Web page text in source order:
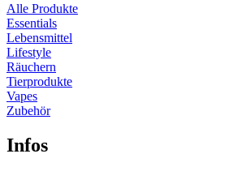
Alle Produkte
Essentials
Lebensmittel
Lifestyle
Räuchern
Tierprodukte
Vapes
Zubehör
Infos